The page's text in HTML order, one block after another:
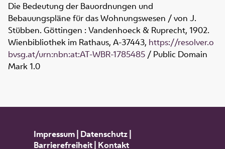
Die Bedeutung der Bauordnungen und
Bebauungspläne für das Wohnungswesen / von J.
Stübben. Göttingen : Vandenhoeck & Ruprecht, 1902.
Wienbibliothek im Rathaus, A-37443, https://resolver.o
bvsg.at/urn:nbn:at:AT-WBR-1785485 / Public Domain
Mark 1.0
Impressum| Datenschutz|
Barrierefreiheit| Kontakt